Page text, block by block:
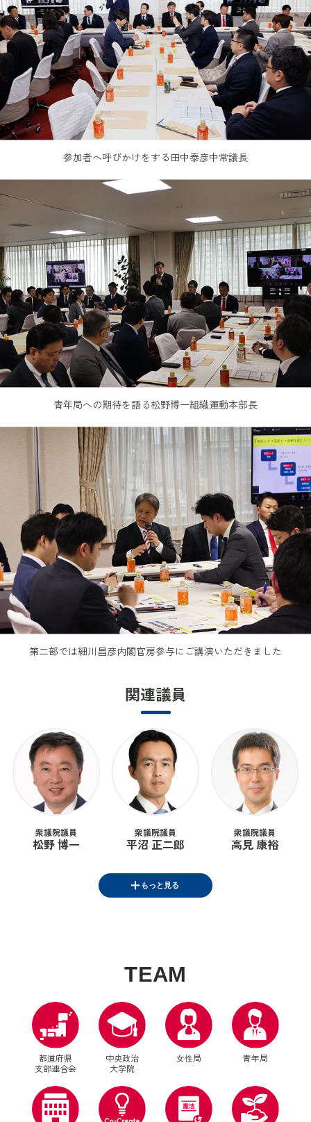
参加者へ呼びかけをする田中泰彦中常議長
青年局への期待を語る松野博一組織運動本部長
第二部では細川昌彦内閣官房参与にご講演いただきました
関連議員
衆議院議員
松野 博一
衆議院議員
平沼 正二郎
衆議院議員
高見 康裕
衆議院議員
岸 信千世
衆議院議員
大空 幸星
もっと見る
TEAM
都道府県
支部連合会
中央政治
大学院
女性局 青年局